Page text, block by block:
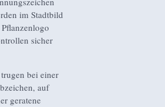
im Stadtbild
sicher
bei einer
auf
geratene